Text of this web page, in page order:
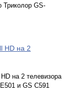
Триколор GS-
HD на 2
на 2 телевизора
и GS С591